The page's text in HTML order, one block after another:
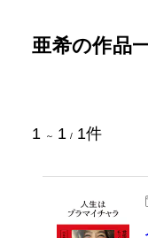
亜希の作品
1 ～ 1 / 1件